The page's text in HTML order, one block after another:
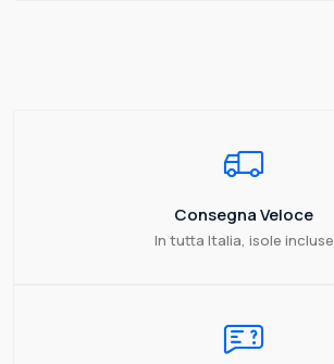
Consegna Veloce
In tutta Italia, isole incluse